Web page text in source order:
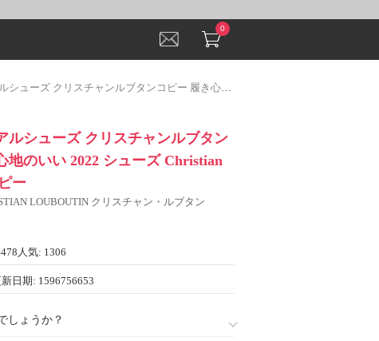
0
スチャンルブタンコピー 履き心地のいい 2022 シューズ Christian Louboutinコピー
ルシューズ クリスチャンルブタン
地のいい 2022 シューズ Christian
ー
LOUBOUTIN クリスチャン・ルブタン
人気: 1306
日期: 1596756653
しょうか？